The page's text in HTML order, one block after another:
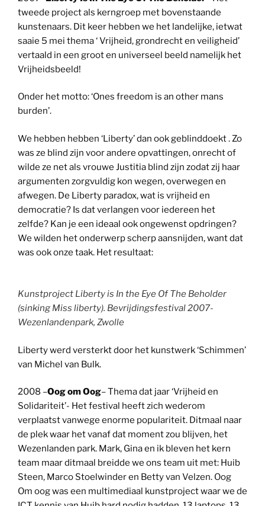
tweede project als kerngroep met bovenstaande
kunstenaars. Dit keer hebben we het landelijke, ietwat
saaie 5 mei thema ‘ Vrijheid, grondrecht en veiligheid’
vertaald in een groot en universeel beeld namelijk het
Vrijheidsbeeld!
Onder het motto: ‘Ones freedom is an other mans
burden’.
We hebben hebben ‘Liberty’ dan ook geblinddoekt . Zo
was ze blind zijn voor andere opvattingen, onrecht of
wilde ze net als vrouwe Justitia blind zijn zodat zij haar
argumenten zorgvuldig kon wegen, overwegen en
afwegen. De Liberty paradox, wat is vrijheid en
democratie? Is dat verlangen voor iedereen het
zelfde? Kan je een ideaal ook ongewenst opdringen?
We wilden het onderwerp scherp aansnijden, want dat
was ook onze taak. Het resultaat:
Kunstproject Liberty is In the Eye Of The Beholder
(sinking Miss liberty). Bevrijdingsfestival 2007-
Wezenlandenpark, Zwolle
Liberty werd versterkt door het kunstwerk ‘Schimmen’
van Michel van Bulk.
2008 –Oog om Oog– Thema dat jaar ‘Vrijheid en
Solidariteit’- Het festival heeft zich wederom
verplaatst vanwege enorme populariteit. Ditmaal naar
de plek waar het vanaf dat moment zou blijven, het
Wezenlanden park. Mark, Gina en ik bleven het kern
team maar ditmaal breidde we ons team uit met: Huib
Steen, Marco Stoelwinder en Betty van Velzen. Oog
Om oog was een multimediaal kunstproject waar we de